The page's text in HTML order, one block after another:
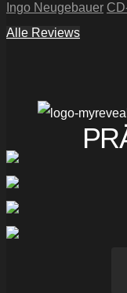
Ingo Neugebauer
Alle Reviews